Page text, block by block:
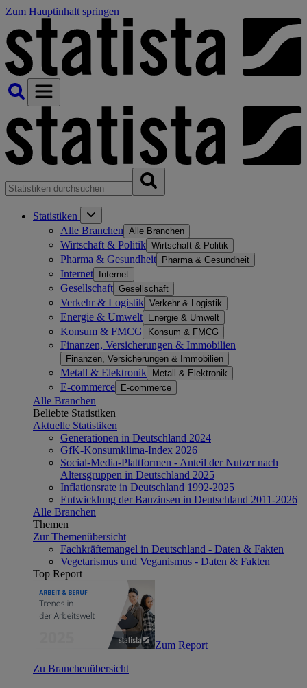
Zum Hauptinhalt springen
Statistiken
Alle Branchen Alle Branchen
Wirtschaft & Politik Wirtschaft & Politik
Pharma & Gesundheit Pharma & Gesundheit
Internet Internet
Gesellschaft Gesellschaft
Verkehr & Logistik Verkehr & Logistik
Energie & Umwelt Energie & Umwelt
Konsum & FMCG Konsum & FMCG
Finanzen, Versicherungen & Immobilien
Finanzen, Versicherungen & Immobilien
Metall & Elektronik Metall & Elektronik
E-commerce E-commerce
Alle Branchen
Beliebte Statistiken
Aktuelle Statistiken
Generationen in Deutschland 2024
GfK-Konsumklima-Index 2026
Social-Media-Plattformen - Anteil der Nutzer nach
Altersgruppen in Deutschland 2025
Inflationsrate in Deutschland 1992-2025
Entwicklung der Bauzinsen in Deutschland 2011-2026
Alle Branchen
Themen
Zur Themenübersicht
Fachkräftemangel in Deutschland - Daten & Fakten
Vegetarismus und Veganismus - Daten & Fakten
Top Report
Zum Report
Zu Branchenübersicht